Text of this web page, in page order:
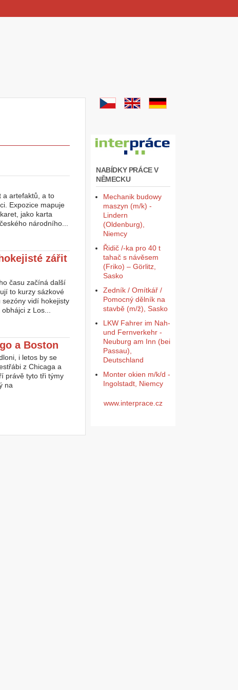
a artefaktů, a to
Expozice mapuje
jako karta
národního...
zářit
času začíná další
to kurzy sázkové
vidí hokejisty
z Los...
a Boston
i letos by se
z Chicaga a
právě tyto tři týmy
na
NABÍDKY PRÁCE V
NĚMECKU
Mechanik budowy
maszyn (m/k) -
Lindern
(Oldenburg),
Niemcy
Řidič /-ka pro 40 t
tahač s návěsem
(Friko) – Görlitz,
Sasko
Zedník / Omítkář /
Pomocný dělník na
stavbě (m/ž), Sasko
LKW Fahrer im Nah-
und Fernverkehr -
Neuburg am Inn (bei
Passau),
Deutschland
Monter okien m/k/d -
Ingolstadt, Niemcy
www.interprace.cz